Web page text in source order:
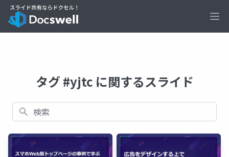
タグ #yjtc に関するスライド
検索